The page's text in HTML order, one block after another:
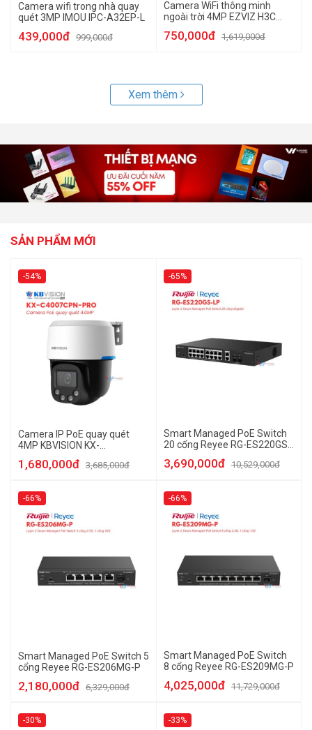
Camera wifi trong nhà quay
quét 3MP IMOU IPC-A32EP-L
439,000đ 999,000đ
Camera WiFi thông minh
ngoài trời 4MP EZVIZ H3C
750,000đ 1,619,000đ
Xem thêm
SẢN PHẨM MỚI
-54%
Camera IP PoE quay quét
4MP KBVISION KX-
C4007CPN-PRO
1,680,000đ 3,685,000đ
-65%
Smart Managed PoE Switch
20 cổng Reyee RG-ES220GS-
3,690,000đ 10,529,000đ
-66%
Smart Managed PoE Switch 5
cổng Reyee RG-ES206MG-P
2,180,000đ 6,329,000đ
-66%
Smart Managed PoE Switch
8 cổng Reyee RG-ES209MG-P
4,025,000đ 11,729,000đ
-30% -33%